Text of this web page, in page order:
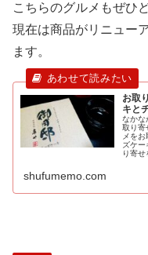
こちらのグルメもぜひ
現在は商品がリニュー
ます。
お取
キと
なかな
取り寄
メを
ズケー
り寄せ
shufumemo.com